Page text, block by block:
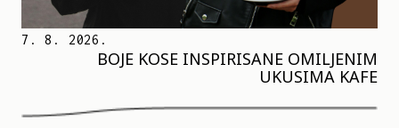
7. 8. 2026.
BOJE KOSE INSPIRISANE OMILJENIM
UKUSIMA KAFE